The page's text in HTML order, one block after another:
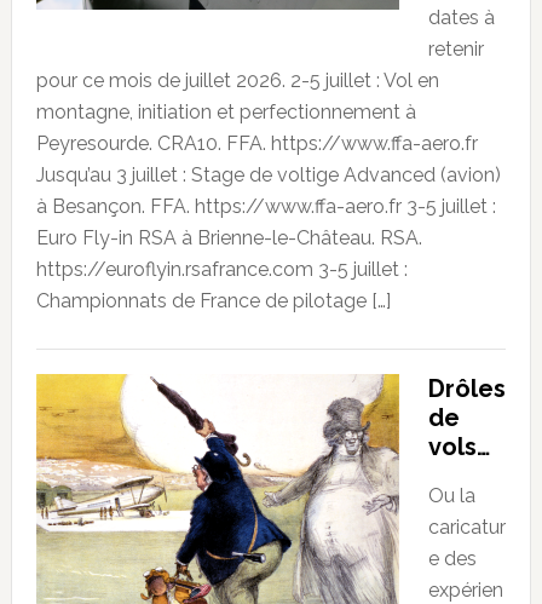
dates à
retenir
pour ce mois de juillet 2026. 2-5 juillet : Vol en
montagne, initiation et perfectionnement à
Peyresourde. CRA10. FFA. https://www.ffa-aero.fr
Jusqu’au 3 juillet : Stage de voltige Advanced (avion)
à Besançon. FFA. https://www.ffa-aero.fr 3-5 juillet :
Euro Fly-in RSA à Brienne-le-Château. RSA.
https://euroflyin.rsafrance.com 3-5 juillet :
Championnats de France de pilotage […]
Drôles
de
vols…
Ou la
caricatur
e des
expérien